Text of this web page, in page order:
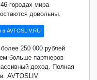
городах мира
довольны.
в AVTOSLIV.RU
250 000 рублей
больше партнеров
доход. Полная
AVTOSLIV